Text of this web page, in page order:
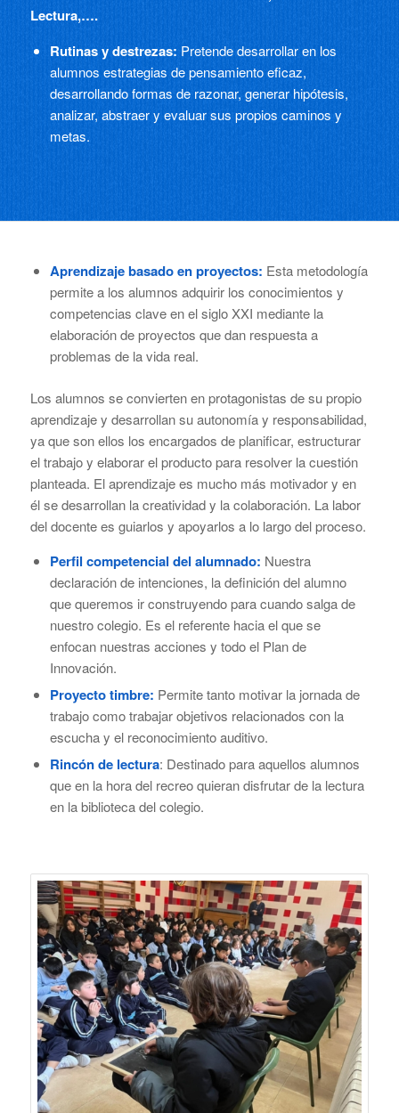
Lectura,….
Rutinas y destrezas: Pretende desarrollar en los
alumnos estrategias de pensamiento eficaz,
desarrollando formas de razonar, generar hipótesis,
analizar, abstraer y evaluar sus propios caminos y
metas.
Aprendizaje basado en proyectos: Esta metodología
permite a los alumnos adquirir los conocimientos y
competencias clave en el siglo XXI mediante la
elaboración de proyectos que dan respuesta a
problemas de la vida real.
Los alumnos se convierten en protagonistas de su propio
aprendizaje y desarrollan su autonomía y responsabilidad,
ya que son ellos los encargados de planificar, estructurar
el trabajo y elaborar el producto para resolver la cuestión
planteada. El aprendizaje es mucho más motivador y en
él se desarrollan la creatividad y la colaboración. La labor
del docente es guiarlos y apoyarlos a lo largo del proceso.
Perfil competencial del alumnado: Nuestra
declaración de intenciones, la definición del alumno
que queremos ir construyendo para cuando salga de
nuestro colegio. Es el referente hacia el que se
enfocan nuestras acciones y todo el Plan de
Innovación.
Proyecto timbre: Permite tanto motivar la jornada de
trabajo como trabajar objetivos relacionados con la
escucha y el reconocimiento auditivo.
Rincón de lectura: Destinado para aquellos alumnos
que en la hora del recreo quieran disfrutar de la lectura
en la biblioteca del colegio.